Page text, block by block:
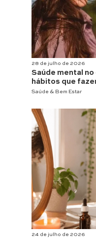
28 de julho de 2026
Saúde mental no
hábitos que
Saúde & Bem Estar
24 de julho de 2026